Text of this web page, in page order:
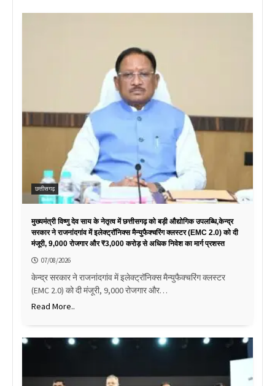
छत्तीसगढ़
मुख्यमंत्री विष्णु देव साय के नेतृत्व में छत्तीसगढ़ को बड़ी औद्योगिक उपलब्धि,केन्द्र
सरकार ने राजनांदगांव में इलेक्ट्रॉनिक्स मैन्युफैक्चरिंग क्लस्टर (EMC 2.0) को दी
मंजूरी, 9,000 रोजगार और ₹3,000 करोड़ से अधिक निवेश का मार्ग प्रशस्त
07/08/2026
केन्द्र सरकार ने राजनांदगांव में इलेक्ट्रॉनिक्स मैन्युफैक्चरिंग क्लस्टर
(EMC 2.0) को दी मंजूरी, 9,000 रोजगार और…
Read More..